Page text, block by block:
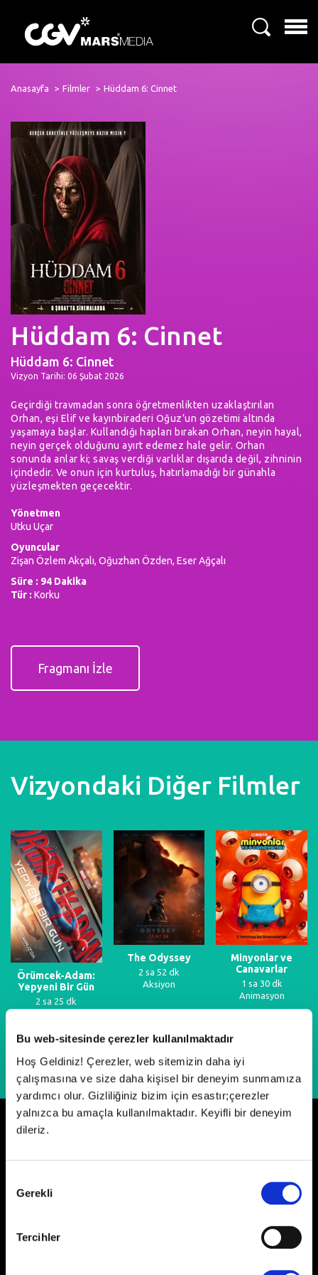
Bu web-sitesinde çerezler kullanılmaktadır
Hoş Geldiniz! Çerezler, web sitemizin daha iyi
çalışmasına ve size daha kişisel bir deneyim sunmamıza
yardımcı olur. Gizliliğiniz bizim için esastır;çerezler
yalnızca bu amaçla kullanılmaktadır. Keyifli bir deneyim
dileriz.
Seçimi
Gerekli
Tercihler
Anasayfa Filmler Hüddam 6: Cinnet
Hüddam 6: Cinnet
Hüddam 6: Cinnet
Vizyon Tarihi: 06 Şubat 2026
Geçirdiği travmadan sonra öğretmenlikten uzaklaştırılan
Orhan, eşi Elif ve kayınbiraderi Oğuz’un gözetimi altında
yaşamaya başlar. Kullandığı hapları bırakan Orhan, neyin hayal,
neyin gerçek olduğunu ayırt edemez hale gelir. Orhan
sonunda anlar ki; savaş verdiği varlıklar dışarıda değil, zihninin
içindedir. Ve onun için kurtuluş, hatırlamadığı bir günahla
yüzleşmekten geçecektir.
Yönetmen
Utku Uçar
Oyuncular
Zişan Özlem Akçalı, Oğuzhan Özden, Eser Ağçalı
Süre : 94 Dakika
Tür : Korku
Fragmanı İzle
Vizyondaki Diğer Filmler
Örümcek-Adam:
Yepyeni Bir Gün
2 sa 25 dk
Fantastik
The Odyssey
2 sa 52 dk
Aksiyon
Minyonlar ve
Canavarlar
1 sa 30 dk
Animasyon
Neler Oluyor?